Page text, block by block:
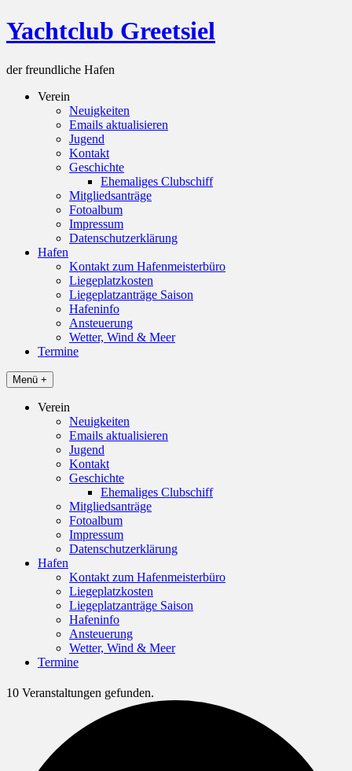
Skip
to
Yachtclub Greetsiel
der freundliche Hafen
Verein
Neuigkeiten
Emails aktualisieren
Jugend
Kontakt
Geschichte
Ehemaliges Clubschiff
Mitgliedsanträge
Fotoalbum
Impressum
Datenschutzerklärung
Hafen
Kontakt zum Hafenmeisterbüro
Liegeplatzkosten
Liegeplatzanträge Saison
Hafeninfo
Ansteuerung
Wetter, Wind & Meer
Termine
Menü +
Verein
Neuigkeiten
Emails aktualisieren
Jugend
Kontakt
Geschichte
Ehemaliges Clubschiff
Mitgliedsanträge
Fotoalbum
Impressum
Datenschutzerklärung
Hafen
Kontakt zum Hafenmeisterbüro
Liegeplatzkosten
Liegeplatzanträge Saison
Hafeninfo
Ansteuerung
Wetter, Wind & Meer
Termine
10 Veranstaltungen gefunden.